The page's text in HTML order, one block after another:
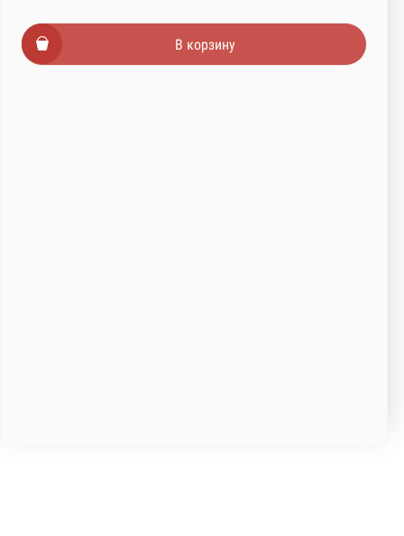
В корзину